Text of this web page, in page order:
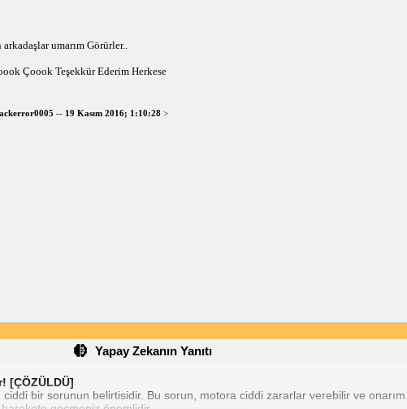
umarım Görürler..
Çoook Teşekkür Ederim Herkese
-- 19 Kasım 2016; 1:10:28 >
Yapay Zekanın Yanıtı
[ÇÖZÜLDÜ]
bir sorunun belirtisidir. Bu sorun, motora ciddi zararlar verebilir ve onarım